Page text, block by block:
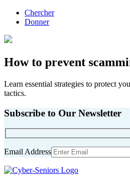
Chercher
Donner
How to prevent
Learn essential strategies to protect
tactics.
Subscribe to Our Newsletter
Email Address